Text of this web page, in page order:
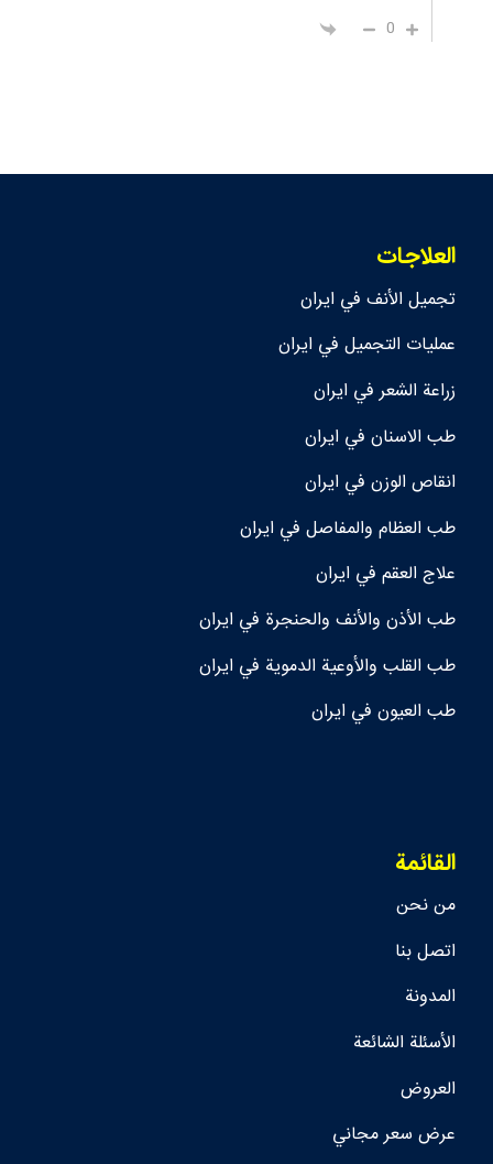
0
العلاجات
تجمیل الأنف في ايران
عمليات التجميل في ايران
زراعة الشعر في ايران
طب الاسنان في ايران
انقاص الوزن في ايران
طب العظام والمفاصل في ايران
علاج العقم في ايران
طب الأذن والأنف والحنجرة في ايران
طب القلب والأوعية الدموية في ايران
طب العيون في ايران
القائمة
من نحن
اتصل بنا
المدونة
الأسئلة الشائعة
العروض
عرض سعر مجاني